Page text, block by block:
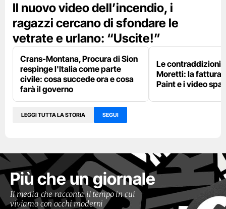
Il nuovo video dell’incendio, i
ragazzi cercano di sfondare le
vetrate e urlano: “Uscite!”
Crans-Montana, Procura di Sion
respinge l'Italia come parte
civile: cosa succede ora e cosa
farà il governo
Le contraddizioni
Moretti: la fattura
Paint e i video
LEGGI TUTTA LA STORIA SEGUI
Più che un giornale
Il media che racconta il tempo in cui
viviamo con occhi moderni